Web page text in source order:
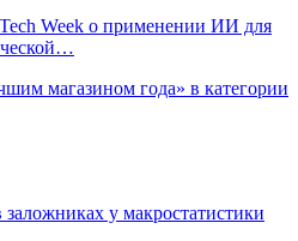
Tech Week о применении ИИ для
магазином года» в категории
у макростатистики